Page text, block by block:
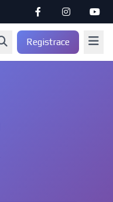
Registrace